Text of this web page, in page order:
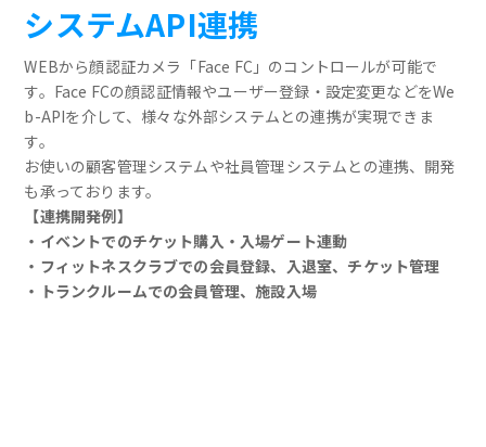
システムAPI連携
WEBから顔認証カメラ「Face FC」のコントロールが可能で
す。Face FCの顔認証情報やユーザー登録・設定変更などをWe
b-APIを介して、様々な外部システムとの連携が実現できま
す。
お使いの顧客管理システムや社員管理システムとの連携、開発
も承っております。
【連携開発例】
・イベントでのチケット購入・入場ゲート連動
・フィットネスクラブでの会員登録、入退室、チケット管理
・トランクルームでの会員管理、施設入場